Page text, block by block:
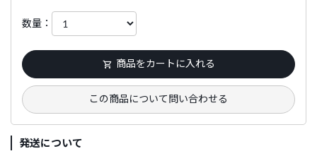
数量：
商品をカートに入れる
この商品について問い合わせる
発送について